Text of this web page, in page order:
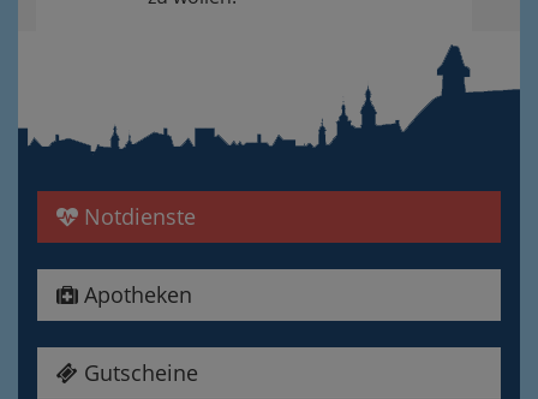
Notdienste
Apotheken
Gutscheine